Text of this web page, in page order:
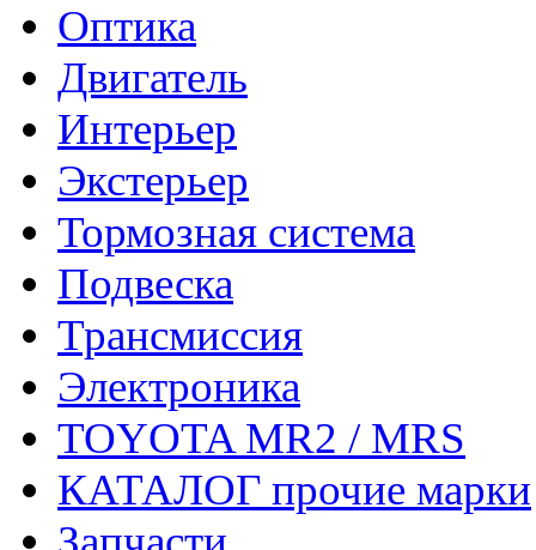
Оптика
Двигатель
Интерьер
Экстерьер
Тормозная система
Подвеска
Трансмиссия
Электроника
TOYOTA MR2 / MRS
КАТАЛОГ прочие марки